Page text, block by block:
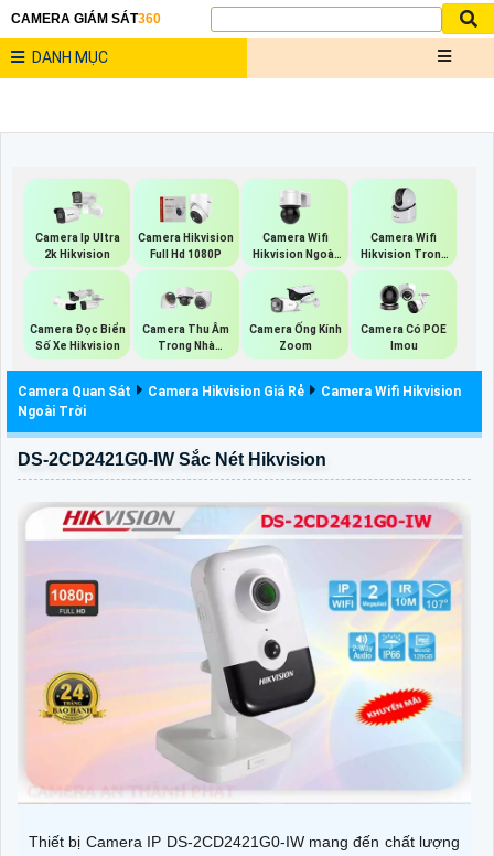
CAMERA GIÁM SÁT360
DANH MỤC
Camera Ip Ultra
2k Hikvision
Camera Hikvision
Full Hd 1080P
Camera Wifi
Hikvision Ngoài
Trời 360
Camera Wifi
Hikvision Trong
Nhà
Camera Đọc Biển
Số Xe Hikvision
Camera Thu Âm
Trong Nhà
Hikvision
Camera Ống Kính
Zoom
Camera Có POE
Imou
Camera Quan Sát Camera Hikvision Giá Rẻ
Camera Wifi Hikvision
Ngoài Trời
DS-2CD2421G0-IW Sắc Nét Hikvision
Thiết bị Camera IP DS-2CD2421G0-IW mang đến chất lượng